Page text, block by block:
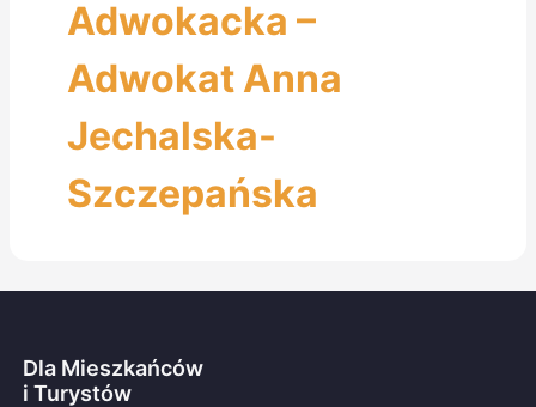
Adwokacka –
Adwokat Anna
Jechalska-
Szczepańska
Dla Mieszkańców
i Turystów